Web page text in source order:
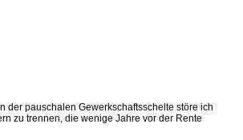
der pauschalen Gewerkschaftsschelte störe ich
zu trennen, die wenige Jahre vor der Rente